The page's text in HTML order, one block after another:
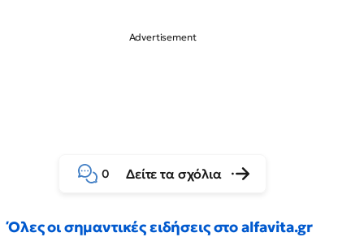
0 Δείτε τα σχόλια
Όλες οι σημαντικές ειδήσεις στο alfavita.gr